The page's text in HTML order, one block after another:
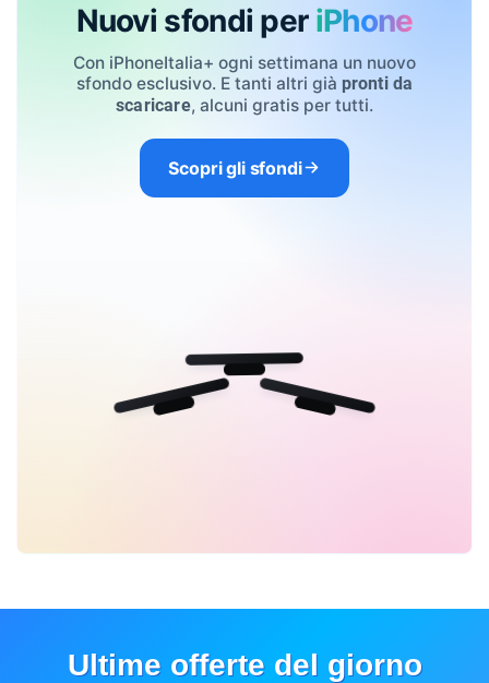
Nuovi sfondi per iPhone
Con iPhoneItalia+ ogni settimana un nuovo
sfondo esclusivo. E tanti altri già pronti da
scaricare, alcuni gratis per tutti.
Scopri gli sfondi
Ultime offerte del giorno